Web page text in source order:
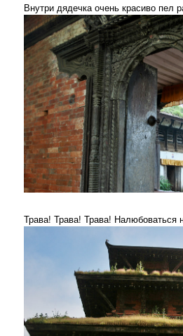
Внутри дядечка очень красиво пел
Трава! Трава! Трава! Налюбоваться